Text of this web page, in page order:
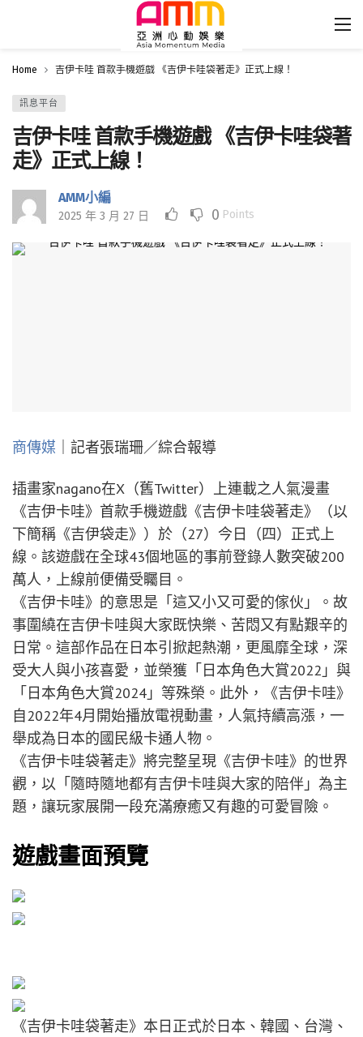
Home 吉伊卡哇 首款手機遊戲 《吉伊卡哇袋著走》正式上線！
訊息平台
吉伊卡哇 首款手機遊戲 《吉伊卡哇袋著
走》正式上線！
AMM小編
2025 年 3 月 27 日 0 Points
商傳媒 ｜記者張瑞珊／綜合報導
插畫家nagano在X（舊Twitter）上連載之人氣漫畫
《吉伊卡哇》首款手機遊戲《吉伊卡哇袋著走》（以
下簡稱《吉伊袋走》）於（27）今日（四）正式上
線。該遊戲在全球43個地區的事前登錄人數突破200
萬人，上線前便備受矚目。
《吉伊卡哇》的意思是「這又小又可愛的傢伙」。故
事圍繞在吉伊卡哇與大家既快樂、苦悶又有點艱辛的
日常。這部作品在日本引掀起熱潮，更風靡全球，深
受大人與小孩喜愛，並榮獲「日本角色大賞2022」與
「日本角色大賞2024」等殊榮。此外，《吉伊卡哇》
自2022年4月開始播放電視動畫，人氣持續高漲，一
舉成為日本的國民級卡通人物。
《吉伊卡哇袋著走》將完整呈現《吉伊卡哇》的世界
觀，以「隨時隨地都有吉伊卡哇與大家的陪伴」為主
題，讓玩家展開一段充滿療癒又有趣的可愛冒險。
遊戲畫面預覽
《吉伊卡哇袋著走》本日正式於日本、韓國、台灣、